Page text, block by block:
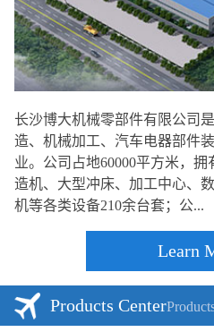
长沙博大机械零部件有限公司
造、机械加工、汽车电器部件
业。公司占地60000平方米，
造机、大型冲床、加工中心、
机等各类设备210余台套；公...
Learn
Products Center